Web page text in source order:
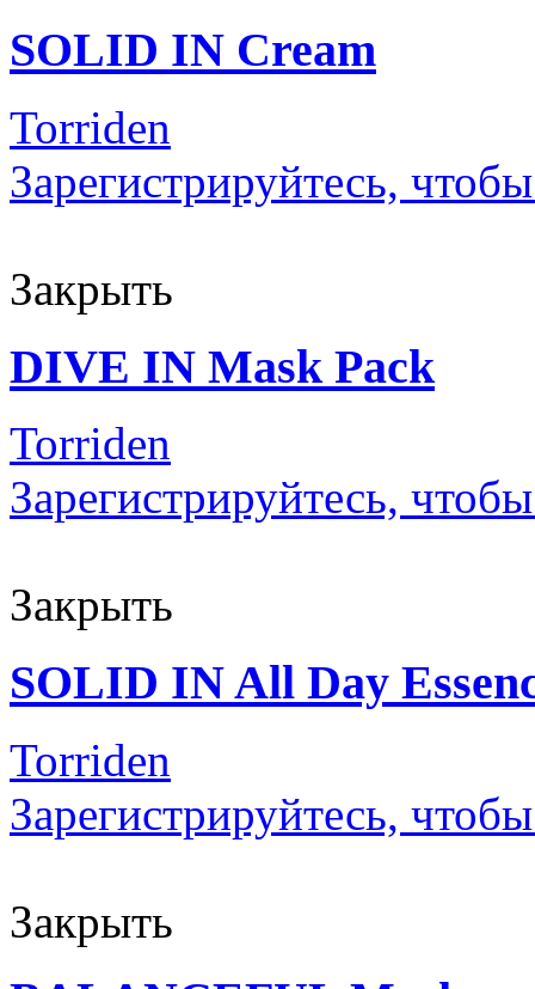
SOLID IN Cream
Torriden
Зарегистрируйтесь,
Закрыть
DIVE IN Mask Pack
Torriden
Зарегистрируйтесь,
Закрыть
SOLID IN All Day
Torriden
Зарегистрируйтесь,
Закрыть